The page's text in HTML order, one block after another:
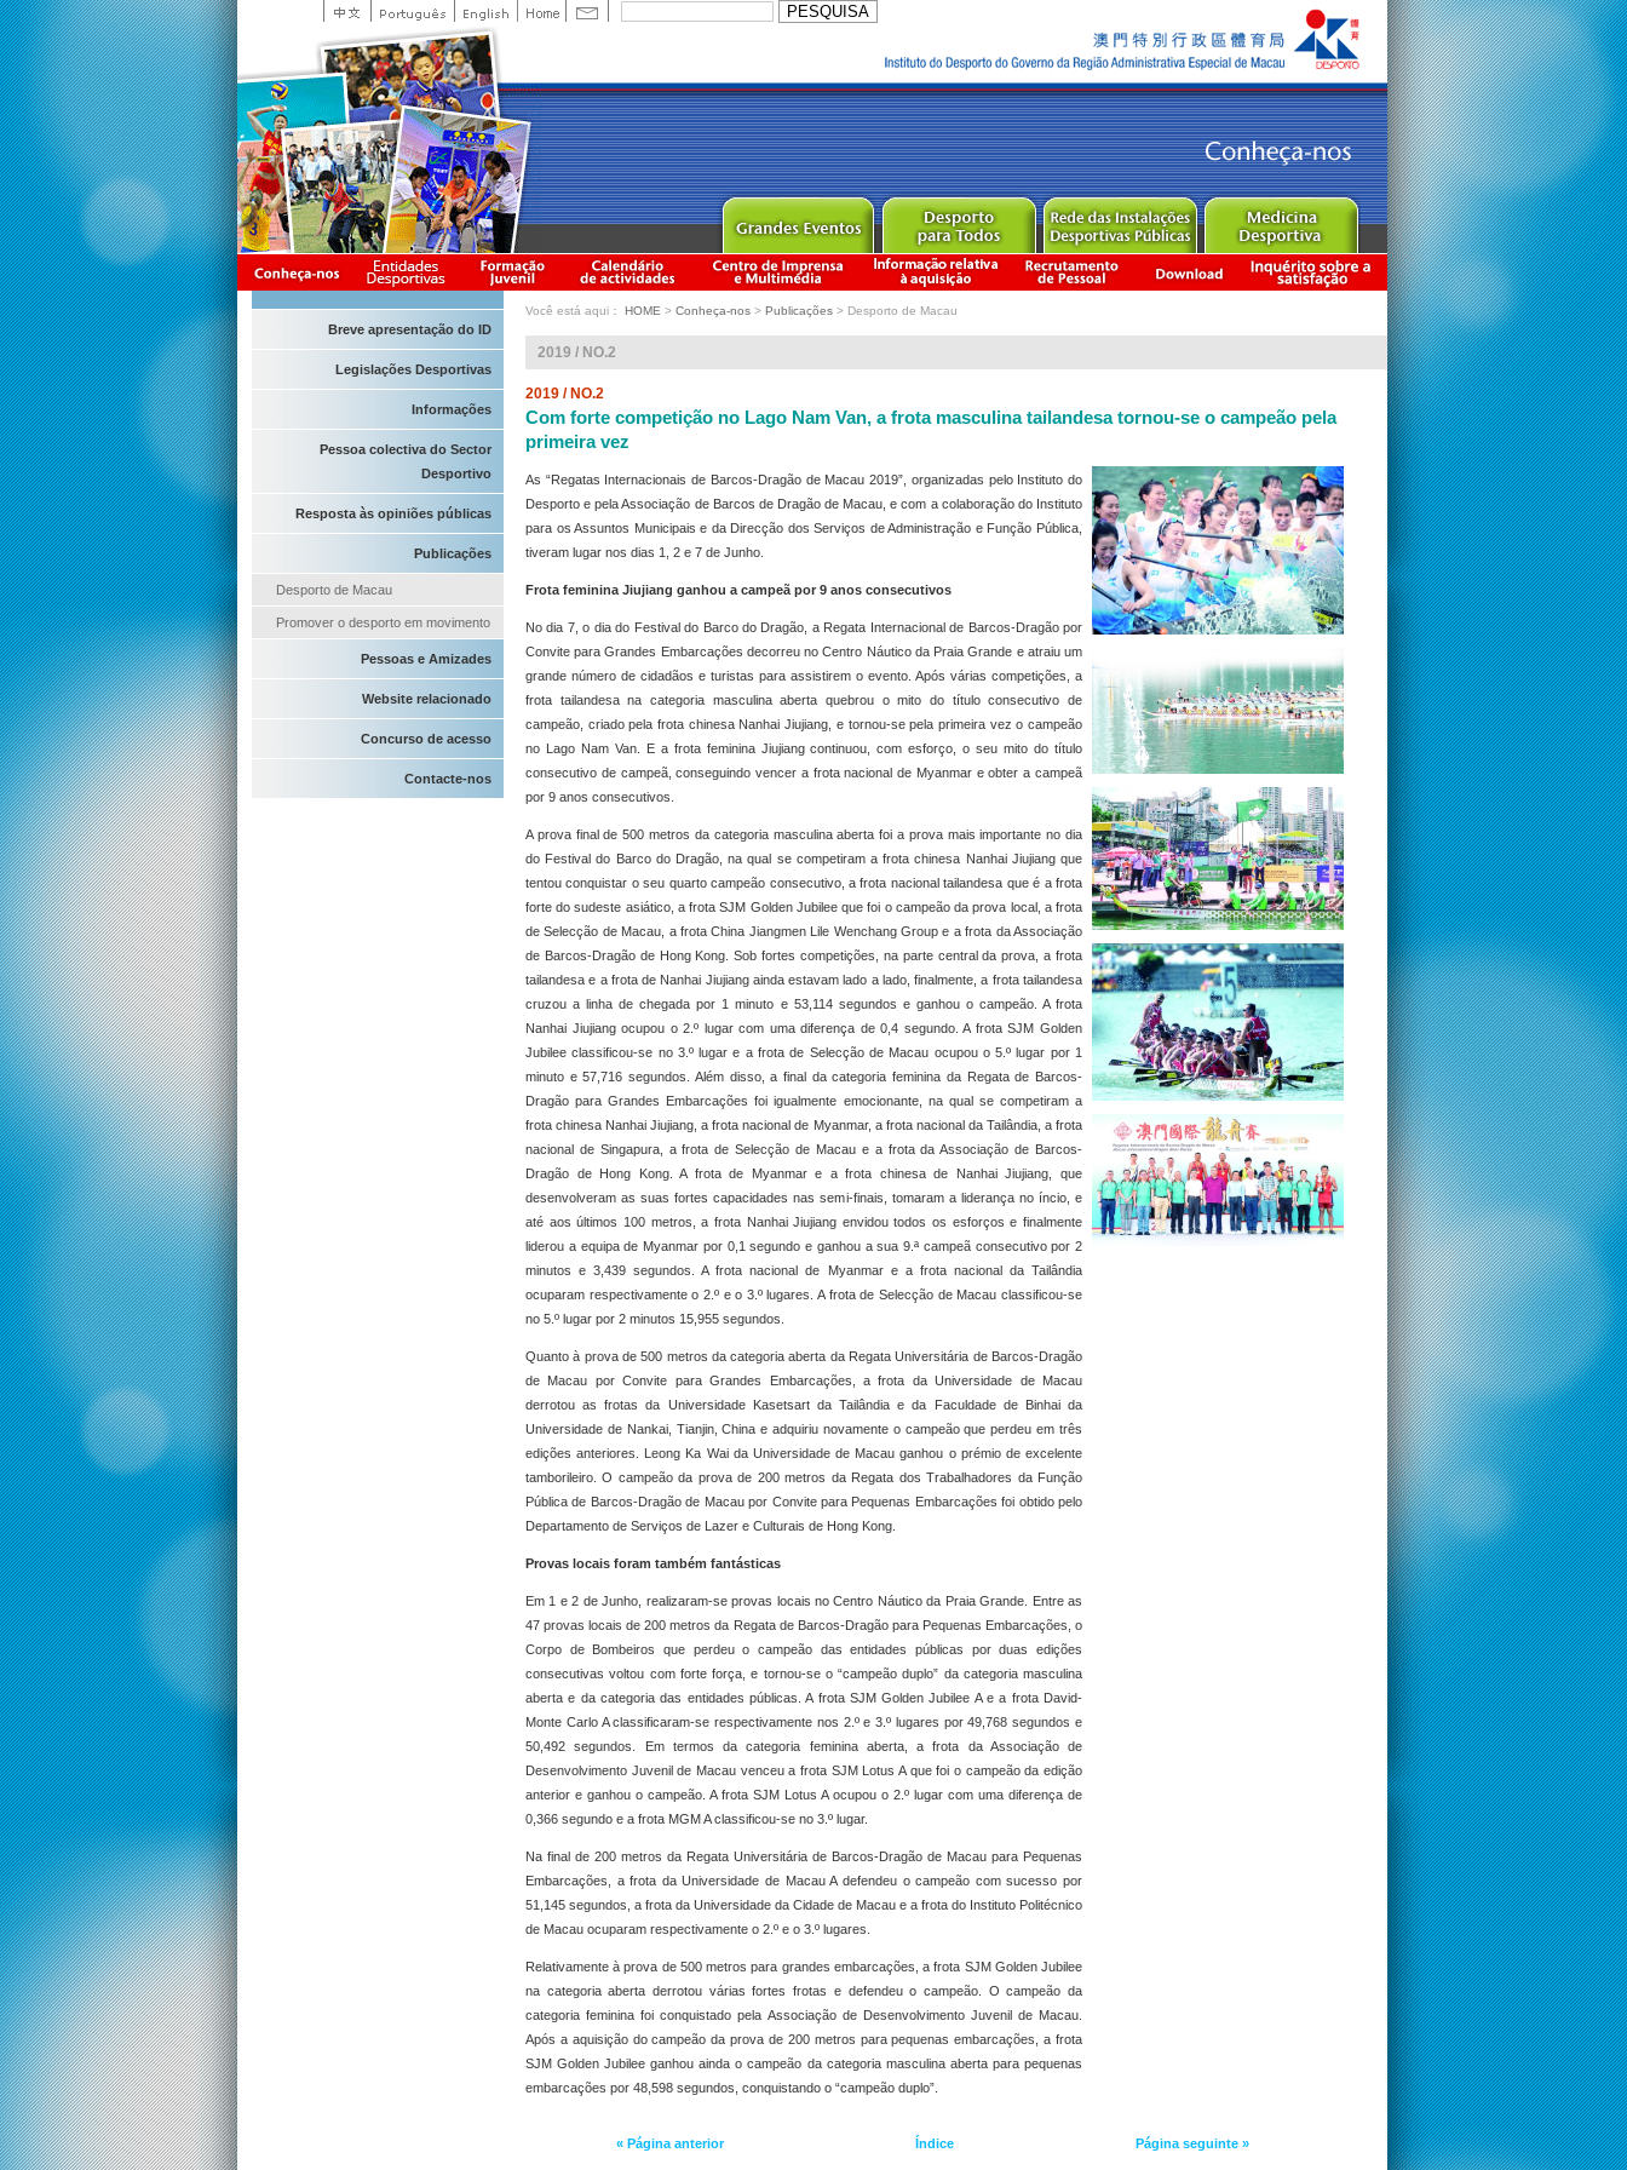
Breve apresentação do ID
Legislações Desportivas
Informações
Pessoa colectiva do Sector
Desportivo
Resposta às opiniões públicas
Publicações
Desporto de Macau
Promover o desporto em movimento
Pessoas e Amizades
Website relacionado
Concurso de acesso
Contacte-nos
Você está aqui： HOME > Conheça-nos > Publicações > Desporto de Macau
2019 / NO.2
2019 / NO.2
Com forte competição no Lago Nam Van, a frota masculina tailandesa tornou-se o campeão pela
primeira vez
As “Regatas Internacionais de Barcos-Dragão de Macau 2019”, organizadas pelo Instituto do
Desporto e pela Associação de Barcos de Dragão de Macau, e com a colaboração do Instituto
para os Assuntos Municipais e da Direcção dos Serviços de Administração e Função Pública,
tiveram lugar nos dias 1, 2 e 7 de Junho.
Frota feminina Jiujiang ganhou a campeã por 9 anos consecutivos
No dia 7, o dia do Festival do Barco do Dragão, a Regata Internacional de Barcos-Dragão por
Convite para Grandes Embarcações decorreu no Centro Náutico da Praia Grande e atraiu um
grande número de cidadãos e turistas para assistirem o evento. Após várias competições, a
frota tailandesa na categoria masculina aberta quebrou o mito do título consecutivo de
campeão, criado pela frota chinesa Nanhai Jiujiang, e tornou-se pela primeira vez o campeão
no Lago Nam Van. E a frota feminina Jiujiang continuou, com esforço, o seu mito do título
consecutivo de campeã, conseguindo vencer a frota nacional de Myanmar e obter a campeã
por 9 anos consecutivos.
A prova final de 500 metros da categoria masculina aberta foi a prova mais importante no dia
do Festival do Barco do Dragão, na qual se competiram a frota chinesa Nanhai Jiujiang que
tentou conquistar o seu quarto campeão consecutivo, a frota nacional tailandesa que é a frota
forte do sudeste asiático, a frota SJM Golden Jubilee que foi o campeão da prova local, a frota
de Selecção de Macau, a frota China Jiangmen Lile Wenchang Group e a frota da Associação
de Barcos-Dragão de Hong Kong. Sob fortes competições, na parte central da prova, a frota
tailandesa e a frota de Nanhai Jiujiang ainda estavam lado a lado, finalmente, a frota tailandesa
cruzou a linha de chegada por 1 minuto e 53,114 segundos e ganhou o campeão. A frota
Nanhai Jiujiang ocupou o 2.º lugar com uma diferença de 0,4 segundo. A frota SJM Golden
Jubilee classificou-se no 3.º lugar e a frota de Selecção de Macau ocupou o 5.º lugar por 1
minuto e 57,716 segundos. Além disso, a final da categoria feminina da Regata de Barcos-
Dragão para Grandes Embarcações foi igualmente emocionante, na qual se competiram a
frota chinesa Nanhai Jiujiang, a frota nacional de Myanmar, a frota nacional da Tailândia, a frota
nacional de Singapura, a frota de Selecção de Macau e a frota da Associação de Barcos-
Dragão de Hong Kong. A frota de Myanmar e a frota chinesa de Nanhai Jiujiang, que
desenvolveram as suas fortes capacidades nas semi-finais, tomaram a liderança no íncio, e
até aos últimos 100 metros, a frota Nanhai Jiujiang envidou todos os esforços e finalmente
liderou a equipa de Myanmar por 0,1 segundo e ganhou a sua 9.ª campeã consecutivo por 2
minutos e 3,439 segundos. A frota nacional de Myanmar e a frota nacional da Tailândia
ocuparam respectivamente o 2.º e o 3.º lugares. A frota de Selecção de Macau classificou-se
no 5.º lugar por 2 minutos 15,955 segundos.
Quanto à prova de 500 metros da categoria aberta da Regata Universitária de Barcos-Dragão
de Macau por Convite para Grandes Embarcações, a frota da Universidade de Macau
derrotou as frotas da Universidade Kasetsart da Tailândia e da Faculdade de Binhai da
Universidade de Nankai, Tianjin, China e adquiriu novamente o campeão que perdeu em três
edições anteriores. Leong Ka Wai da Universidade de Macau ganhou o prémio de excelente
tamborileiro. O campeão da prova de 200 metros da Regata dos Trabalhadores da Função
Pública de Barcos-Dragão de Macau por Convite para Pequenas Embarcações foi obtido pelo
Departamento de Serviços de Lazer e Culturais de Hong Kong.
Provas locais foram também fantásticas
Em 1 e 2 de Junho, realizaram-se provas locais no Centro Náutico da Praia Grande. Entre as
47 provas locais de 200 metros da Regata de Barcos-Dragão para Pequenas Embarcações, o
Corpo de Bombeiros que perdeu o campeão das entidades públicas por duas edições
consecutivas voltou com forte força, e tornou-se o “campeão duplo” da categoria masculina
aberta e da categoria das entidades públicas. A frota SJM Golden Jubilee A e a frota David-
Monte Carlo A classificaram-se respectivamente nos 2.º e 3.º lugares por 49,768 segundos e
50,492 segundos. Em termos da categoria feminina aberta, a frota da Associação de
Desenvolvimento Juvenil de Macau venceu a frota SJM Lotus A que foi o campeão da edição
anterior e ganhou o campeão. A frota SJM Lotus A ocupou o 2.º lugar com uma diferença de
0,366 segundo e a frota MGM A classificou-se no 3.º lugar.
Na final de 200 metros da Regata Universitária de Barcos-Dragão de Macau para Pequenas
Embarcações, a frota da Universidade de Macau A defendeu o campeão com sucesso por
51,145 segundos, a frota da Universidade da Cidade de Macau e a frota do Instituto Politécnico
de Macau ocuparam respectivamente o 2.º e o 3.º lugares.
Relativamente à prova de 500 metros para grandes embarcações, a frota SJM Golden Jubilee
na categoria aberta derrotou várias fortes frotas e defendeu o campeão. O campeão da
categoria feminina foi conquistado pela Associação de Desenvolvimento Juvenil de Macau.
Após a aquisição do campeão da prova de 200 metros para pequenas embarcações, a frota
SJM Golden Jubilee ganhou ainda o campeão da categoria masculina aberta para pequenas
embarcações por 48,598 segundos, conquistando o “campeão duplo”.
« Página anterior Índice Página seguinte »